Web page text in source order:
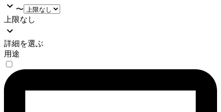
〜
上限なし
詳細を選ぶ
用途